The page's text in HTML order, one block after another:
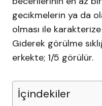
gecikmelerin ya da
olması ile
Giderek görülme
erkekte; 1/5 görülür.
İçindekiler